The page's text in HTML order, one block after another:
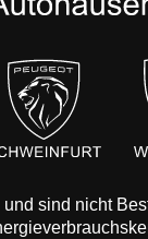
sind nicht